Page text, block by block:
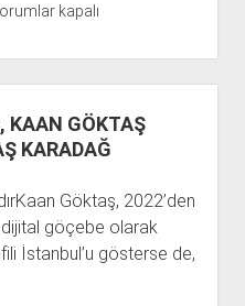
kapalı
KAAN GÖKTAŞ
KARADAĞ
Göktaş, 2022’den
dijital göçebe olarak
İstanbul’u gösterse de,